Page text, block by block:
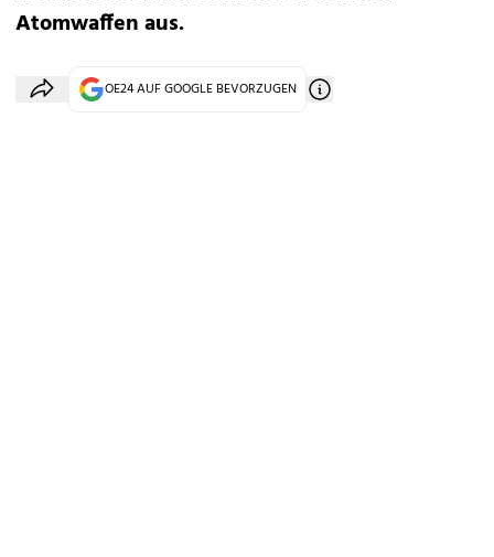
Atomwaffen aus.
OE24 AUF GOOGLE BEVORZUGEN